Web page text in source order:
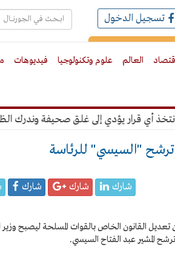
تسجيل الدخول
العالم علوم وتكنولوجيا فيديوهات
أي قرار يؤدي إلى غلق صحيفة وندرك الظروف
ترشح "السيسي" للرئاسة
شارك شارك شارك
القانون الخاص بالقوات المسلحة ليصبح وزير
المشير عبد الفتاح السيسي.